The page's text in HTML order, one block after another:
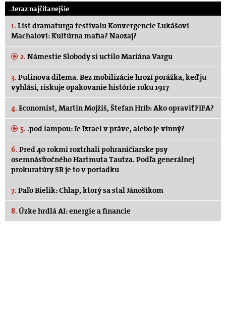
.teraz najčítanejšie
1. List dramaturga festivalu Konvergencie Lukášovi
Machalovi: Kultúrna mafia? Naozaj?
2. Námestie Slobody si uctilo Mariána Vargu
3. Putinova dilema. Bez mobilizácie hrozí porážka, keď ju
vyhlási, riskuje opakovanie histórie roku 1917
4. Economist, Martin Mojžiš, Štefan Hríb: Ako opraviť FIFA?
5. .pod lampou: Je Izrael v práve, alebo je vinný?
6. Pred 40 rokmi roztrhali pohraničiarske psy
osemnásťročného Hartmuta Tautza. Podľa generálnej
prokuratúry SR je to v poriadku
7. Paľo Bielik: Chlap, ktorý sa stal Jánošíkom
8. Úzke hrdlá AI: energie a financie